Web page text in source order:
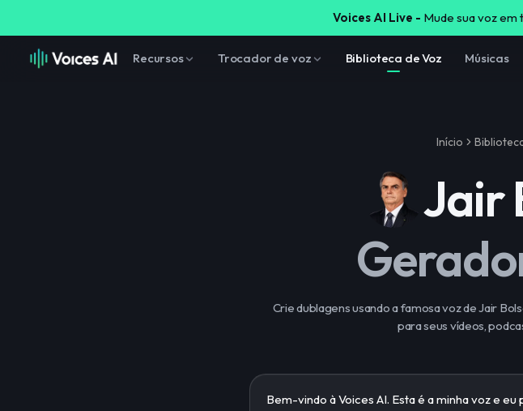
Voices AI Live - Mude sua voz
Recursos Trocador de voz Biblioteca de Voz Músicas
Início
Jair
Crie dublagens usando a famosa voz de Jair
para seus vídeos,